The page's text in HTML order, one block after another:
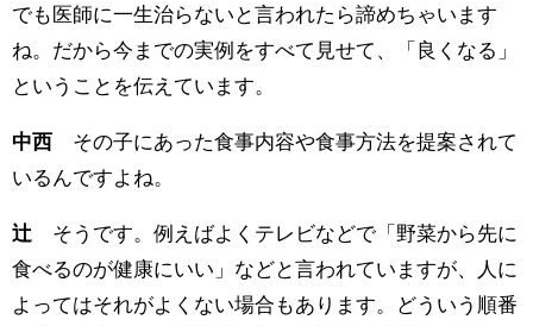
でも医師に一生治らないと言われたら諦めちゃいます
ね。だから今までの実例をすべて見せて、「良くなる」
ということを伝えています。
中西 その子にあった食事内容や食事方法を提案されて
いるんですよね。
辻 そうです。例えばよくテレビなどで「野菜から先に
食べるのが健康にいい」などと言われていますが、人に
よってはそれがよくない場合もあります。どういう順番